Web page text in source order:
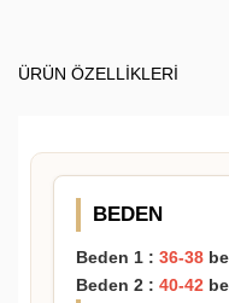
ÜRÜN ÖZELLIKLERI
BEDEN
Beden 1 : 36-38
Beden 2 : 40-42